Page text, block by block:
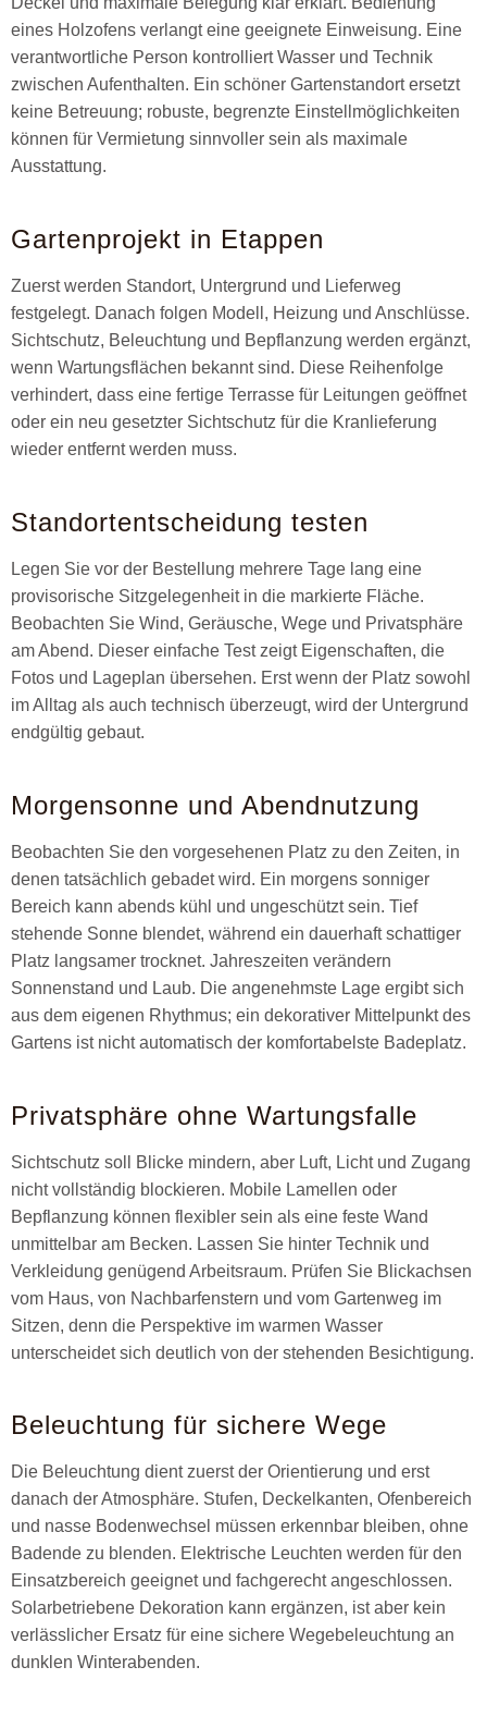
eines Holzofens verlangt eine geeignete Einweisung. Eine
verantwortliche Person kontrolliert Wasser und Technik
zwischen Aufenthalten. Ein schöner Gartenstandort ersetzt
keine Betreuung; robuste, begrenzte Einstellmöglichkeiten
können für Vermietung sinnvoller sein als maximale
Ausstattung.
Gartenprojekt in Etappen
Zuerst werden Standort, Untergrund und Lieferweg
festgelegt. Danach folgen Modell, Heizung und Anschlüsse.
Sichtschutz, Beleuchtung und Bepflanzung werden ergänzt,
wenn Wartungsflächen bekannt sind. Diese Reihenfolge
verhindert, dass eine fertige Terrasse für Leitungen geöffnet
oder ein neu gesetzter Sichtschutz für die Kranlieferung
wieder entfernt werden muss.
Standortentscheidung testen
Legen Sie vor der Bestellung mehrere Tage lang eine
provisorische Sitzgelegenheit in die markierte Fläche.
Beobachten Sie Wind, Geräusche, Wege und Privatsphäre
am Abend. Dieser einfache Test zeigt Eigenschaften, die
Fotos und Lageplan übersehen. Erst wenn der Platz sowohl
im Alltag als auch technisch überzeugt, wird der Untergrund
endgültig gebaut.
Morgensonne und Abendnutzung
Beobachten Sie den vorgesehenen Platz zu den Zeiten, in
denen tatsächlich gebadet wird. Ein morgens sonniger
Bereich kann abends kühl und ungeschützt sein. Tief
stehende Sonne blendet, während ein dauerhaft schattiger
Platz langsamer trocknet. Jahreszeiten verändern
Sonnenstand und Laub. Die angenehmste Lage ergibt sich
aus dem eigenen Rhythmus; ein dekorativer Mittelpunkt des
Gartens ist nicht automatisch der komfortabelste Badeplatz.
Privatsphäre ohne Wartungsfalle
Sichtschutz soll Blicke mindern, aber Luft, Licht und Zugang
nicht vollständig blockieren. Mobile Lamellen oder
Bepflanzung können flexibler sein als eine feste Wand
unmittelbar am Becken. Lassen Sie hinter Technik und
Verkleidung genügend Arbeitsraum. Prüfen Sie Blickachsen
vom Haus, von Nachbarfenstern und vom Gartenweg im
Sitzen, denn die Perspektive im warmen Wasser
unterscheidet sich deutlich von der stehenden Besichtigung.
Beleuchtung für sichere Wege
Die Beleuchtung dient zuerst der Orientierung und erst
danach der Atmosphäre. Stufen, Deckelkanten, Ofenbereich
und nasse Bodenwechsel müssen erkennbar bleiben, ohne
Badende zu blenden. Elektrische Leuchten werden für den
Einsatzbereich geeignet und fachgerecht angeschlossen.
Solarbetriebene Dekoration kann ergänzen, ist aber kein
verlässlicher Ersatz für eine sichere Wegebeleuchtung an
dunklen Winterabenden.